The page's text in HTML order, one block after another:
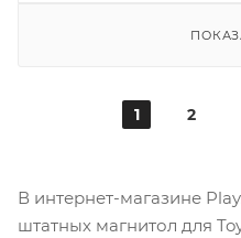
1 2
В интернет-магазине
штатных магнитол для